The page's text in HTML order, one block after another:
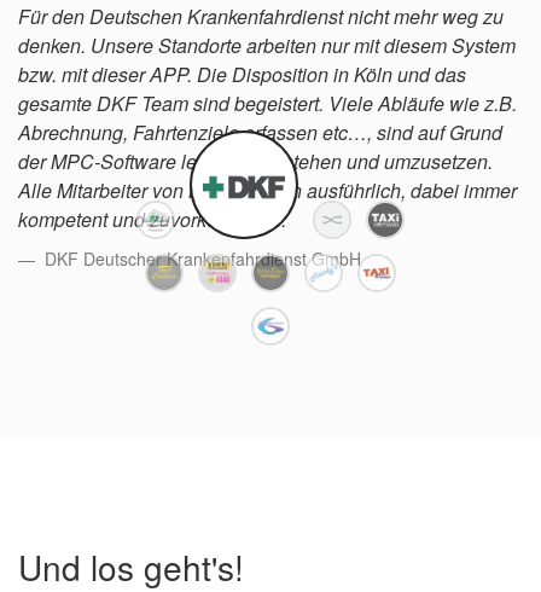
Für den Deutschen Krankenfahrdienst nicht mehr weg zu
denken. Unsere Standorte arbeiten nur mit diesem System
bzw. mit dieser APP. Die Disposition in Köln und das
gesamte DKF Team sind begeistert. Viele Abläufe wie z.B.
Abrechnung, Fahrtenziele erfassen etc…, sind auf Grund
der MPC-Software leicht zu verstehen und umzusetzen.
Alle Mitarbeiter von MPC beraten ausführlich, dabei immer
kompetent und zuvorkommend.
DKF Deutscher Krankenfahrdienst GmbH
Und los geht's!